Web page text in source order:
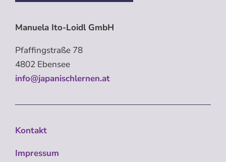
Manuela Ito-Loidl GmbH
Pfaffingstraße 78
4802 Ebensee
info@japanischlernen.at
Kontakt
Impressum